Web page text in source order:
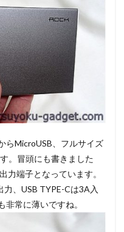
らMicroUSB、フルサイズ
。冒頭にも書きました
力端子となっています。
、USB TYPE-Cは3A入
常に薄いですね。